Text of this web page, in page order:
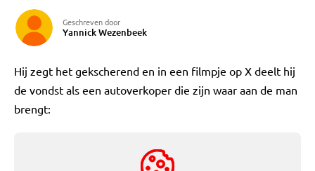
Geschreven door
Yannick Wezenbeek
Hij zegt het gekscherend en in een filmpje op X deelt hij
de vondst als een autoverkoper die zijn waar aan de man
brengt: